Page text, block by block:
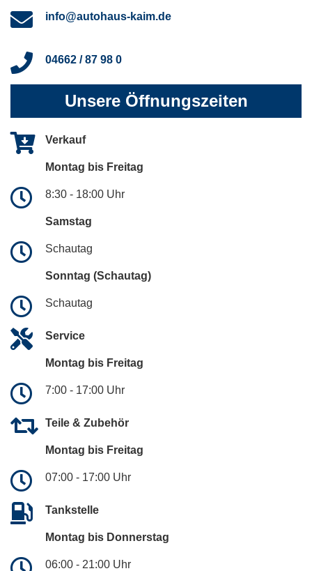
info@autohaus-kaim.de
04662 / 87 98 0
Unsere Öffnungszeiten
Verkauf
Montag bis Freitag
8:30 - 18:00 Uhr
Samstag
Schautag
Sonntag (Schautag)
Schautag
Service
Montag bis Freitag
7:00 - 17:00 Uhr
Teile & Zubehör
Montag bis Freitag
07:00 - 17:00 Uhr
Tankstelle
Montag bis Donnerstag
06:00 - 21:00 Uhr